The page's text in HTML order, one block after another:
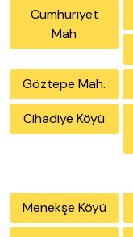
Cumhuriyet
Mah
Göztepe Mah.
Cihadiye Köyü
Menekşe Köyü